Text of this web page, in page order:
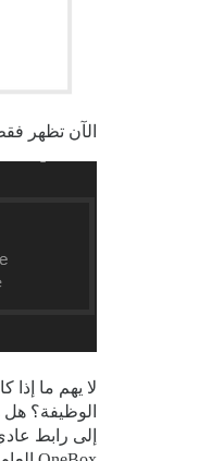
الآن تظهر
لا يهم ما
إلى رابط